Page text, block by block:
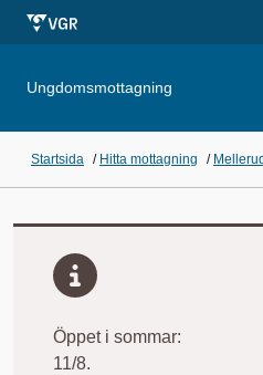
Ungdomsmottagning
Startsida / Hitta mottagning / Mellerud
Öppet i sommar:
11/8.